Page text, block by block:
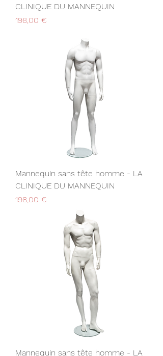
CLINIQUE DU MANNEQUIN
Prix
198,00 €
Mannequin sans tête homme - LA
CLINIQUE DU MANNEQUIN
Prix
198,00 €
Mannequin sans tête homme - LA